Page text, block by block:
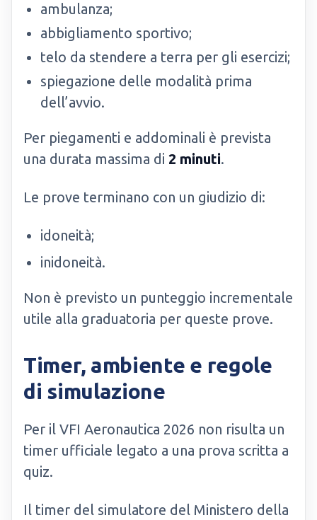
ambulanza;
abbigliamento sportivo;
telo da stendere a terra per gli esercizi;
spiegazione delle modalità prima
dell’avvio.
Per piegamenti e addominali è prevista
una durata massima di 2 minuti.
Le prove terminano con un giudizio di:
idoneità;
inidoneità.
Non è previsto un punteggio incrementale
utile alla graduatoria per queste prove.
Timer, ambiente e regole
di simulazione
Per il VFI Aeronautica 2026 non risulta un
timer ufficiale legato a una prova scritta a
quiz.
Il timer del simulatore del Ministero della